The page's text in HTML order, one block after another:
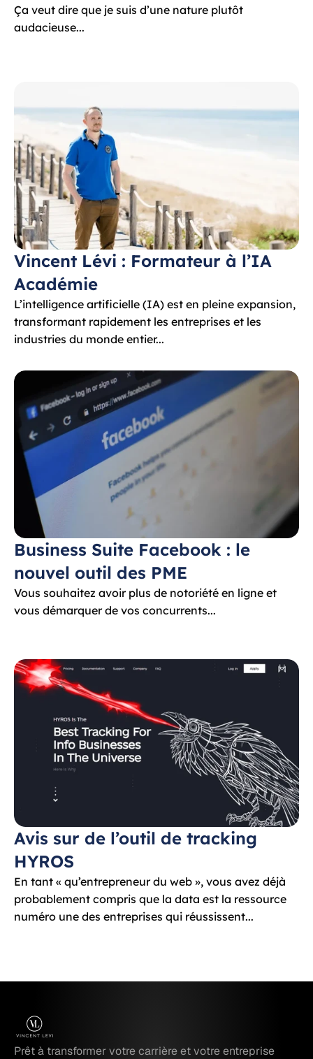
Ça veut dire que je suis d’une nature plutôt
audacieuse...
Vincent Lévi : Formateur à l’IA
Académie
L’intelligence artificielle (IA) est en pleine expansion,
transformant rapidement les entreprises et les
industries du monde entier...
Business Suite Facebook : le
nouvel outil des PME
Vous souhaitez avoir plus de notoriété en ligne et
vous démarquer de vos concurrents...
Avis sur de l’outil de tracking
HYROS
En tant « qu’entrepreneur du web », vous avez déjà
probablement compris que la data est la ressource
numéro une des entreprises qui réussissent...
Prêt à transformer votre carrière et votre entreprise